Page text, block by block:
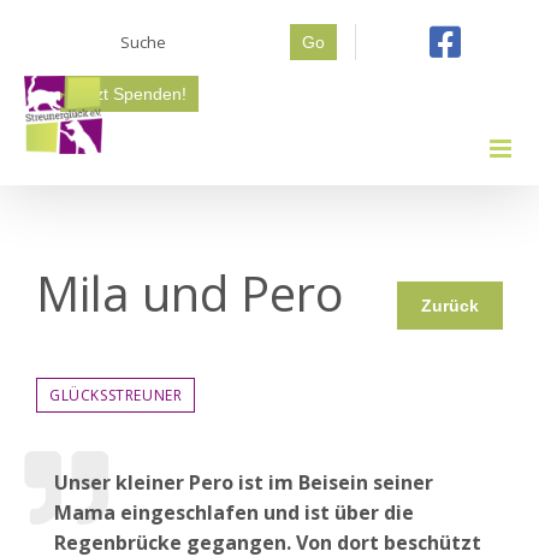
springen
Go
Jetzt Spenden!
Mila und Pero Zurück
GLÜCKSSTREUNER
Unser kleiner Pero ist im Beisein seiner
Mama eingeschlafen und ist über die
Regenbrücke gegangen. Von dort beschützt